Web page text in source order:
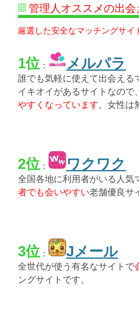
管理人オススメの出会
厳選した安全なマッチングサイ
1位： メルパラ
誰でも気軽に使えて出会える
イキオイがあるサイトなので、
やすくなっています。女性は
2位： ワクワク
全国各地に利用者がいる人気
者でも会いやすい老舗優良サ
3位： Jメール
全世代が使う有名なサイトで
ングサイトです。